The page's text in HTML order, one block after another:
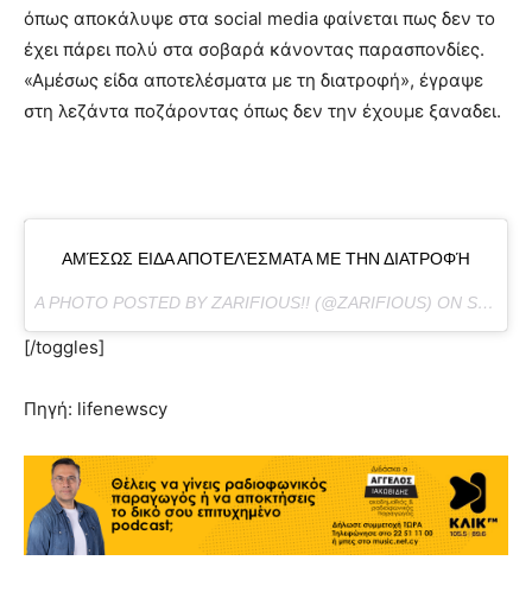
όπως αποκάλυψε στα social media φαίνεται πως δεν το
έχει πάρει πολύ στα σοβαρά κάνοντας παρασπονδίες.
«Αμέσως είδα αποτελέσματα με τη διατροφή», έγραψε
στη λεζάντα ποζάροντας όπως δεν την έχουμε ξαναδει.
ΑΜΈΣΩΣ ΕΙΔΑ ΑΠΟΤΕΛΈΣΜΑΤΑ ΜΕ ΤΗΝ ΔΙΑΤΡΟΦΉ
A PHOTO POSTED BY ZARIFIOUS!! (@ZARIFIOUS) ON SEP 26, 2016 AT 12:02AM PDT
[/toggles]
Πηγή: lifenewscy